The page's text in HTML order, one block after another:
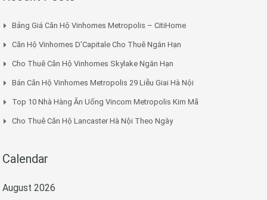
Bảng Giá Căn Hộ Vinhomes Metropolis – CitiHome
Căn Hộ Vinhomes D’Capitale Cho Thuê Ngắn Hạn
Cho Thuê Căn Hộ Vinhomes Skylake Ngắn Hạn
Bán Căn Hộ Vinhomes Metropolis 29 Liễu Giai Hà Nội
Top 10 Nhà Hàng Ăn Uống Vincom Metropolis Kim Mã
Cho Thuê Căn Hộ Lancaster Hà Nội Theo Ngày
Calendar
August 2026